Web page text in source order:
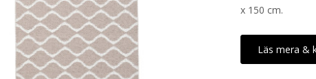
x 150 cm.
Läs mera &